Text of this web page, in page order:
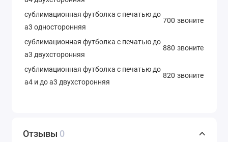
сублимационная футболка с печатью до
а3 односторонняя
700 звоните
сублимационная футболка с печатью до
а3 двухсторонняя
880 звоните
сублимационная футболка с печатью до
а4 и до а3 двухсторонняя
820 звоните
Отзывы 0